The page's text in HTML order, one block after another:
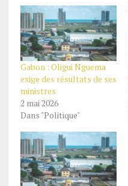
Gabon : Oligui Nguema
exige des résultats de ses
ministres
2 mai 2026
Dans "Politique"